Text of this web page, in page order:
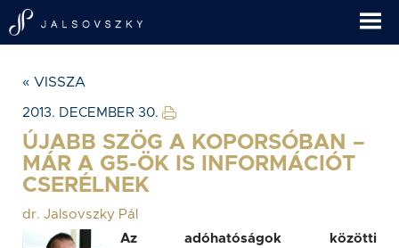
« VISSZA
2013. DECEMBER 30.
ÚJABB SZÖG A KOPORSÓBAN –
MÁR A G5-ÖK IS INFORMÁCIÓT
CSERÉLNEK
dr. Jalsovszky Pál
Az adóhatóságok közötti